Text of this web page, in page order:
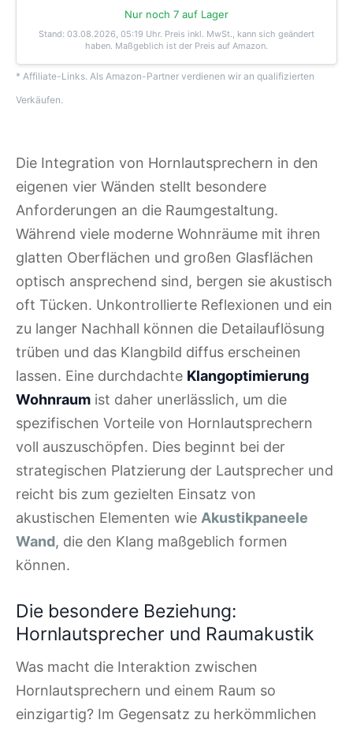
Nur noch 7 auf Lager
Stand: 03.08.2026, 05:19 Uhr. Preis inkl. MwSt., kann sich geändert
haben. Maßgeblich ist der Preis auf Amazon.
* Affiliate-Links. Als Amazon-Partner verdienen wir an qualifizierten
Verkäufen.
Die Integration von Hornlautsprechern in den
eigenen vier Wänden stellt besondere
Anforderungen an die Raumgestaltung.
Während viele moderne Wohnräume mit ihren
glatten Oberflächen und großen Glasflächen
optisch ansprechend sind, bergen sie akustisch
oft Tücken. Unkontrollierte Reflexionen und ein
zu langer Nachhall können die Detailauflösung
trüben und das Klangbild diffus erscheinen
lassen. Eine durchdachte Klangoptimierung
Wohnraum ist daher unerlässlich, um die
spezifischen Vorteile von Hornlautsprechern
voll auszuschöpfen. Dies beginnt bei der
strategischen Platzierung der Lautsprecher und
reicht bis zum gezielten Einsatz von
akustischen Elementen wie Akustikpaneele
Wand, die den Klang maßgeblich formen
können.
Die besondere Beziehung:
Hornlautsprecher und Raumakustik
Was macht die Interaktion zwischen
Hornlautsprechern und einem Raum so
einzigartig? Im Gegensatz zu herkömmlichen